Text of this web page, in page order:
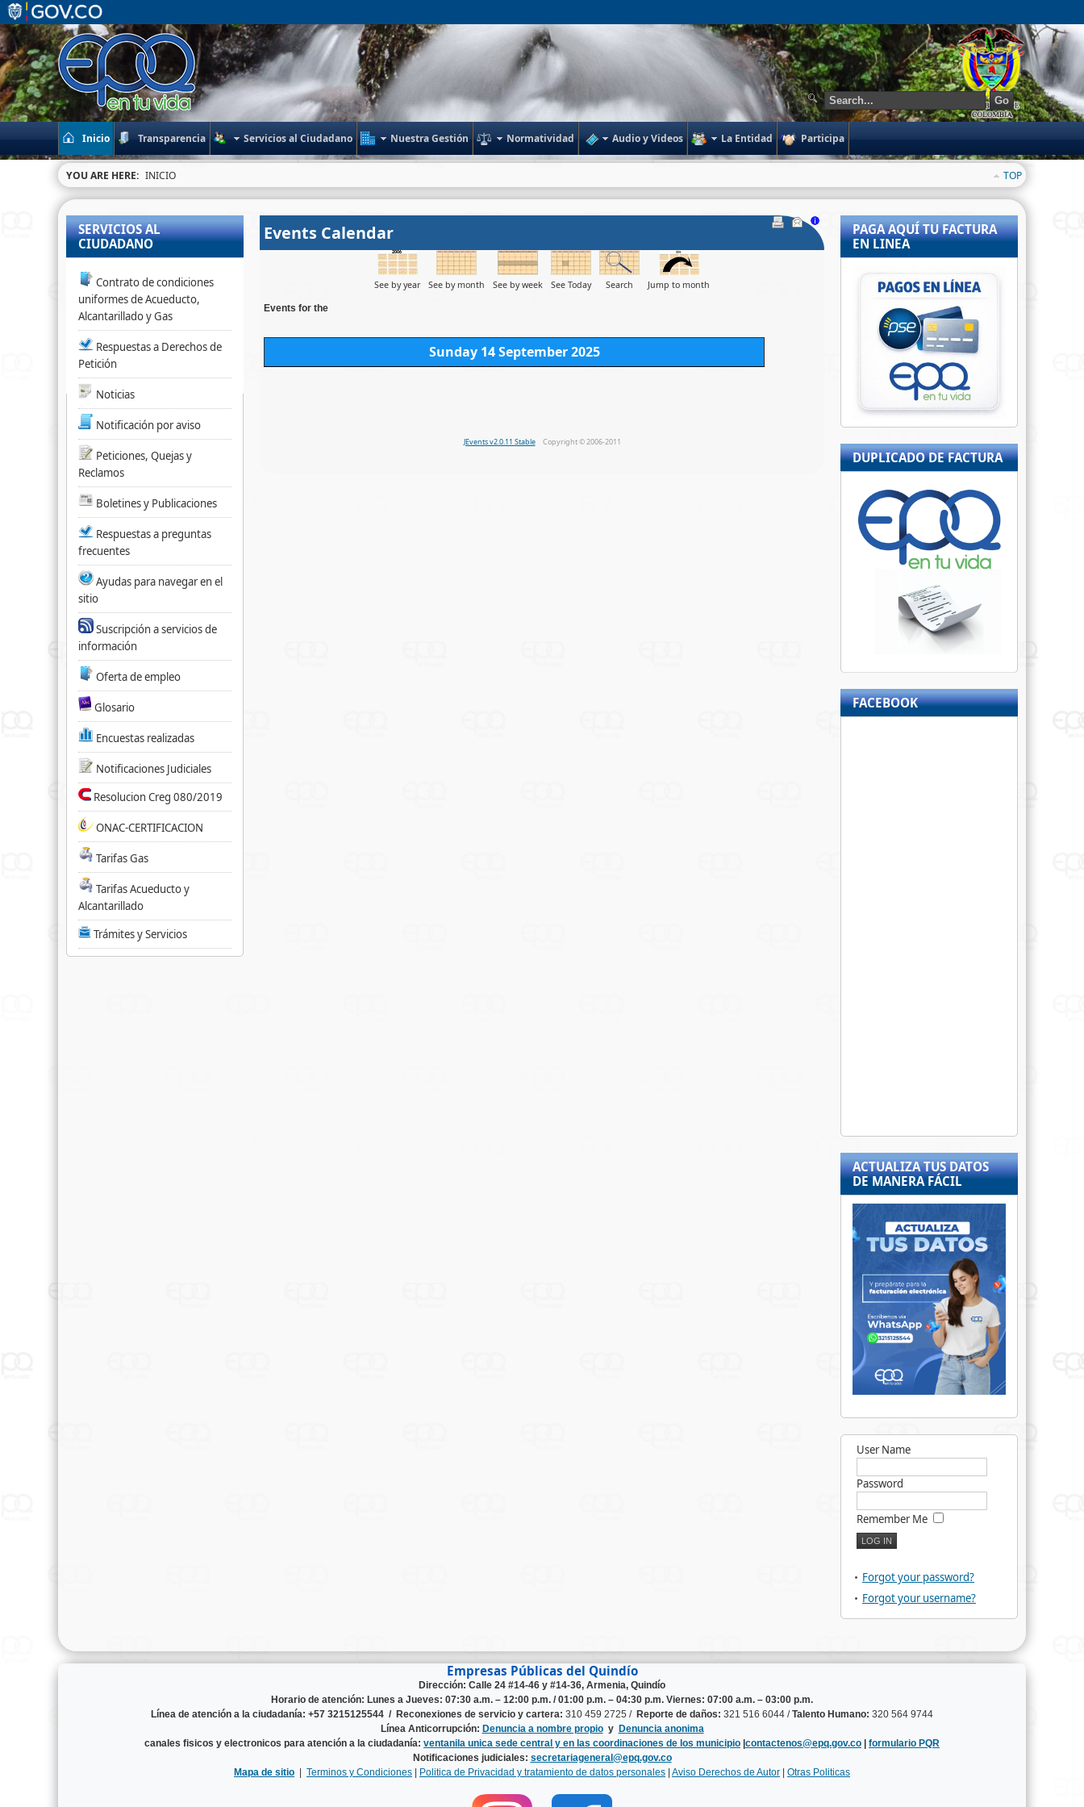
Go
Inicio Transparencia Servicios al Ciudadano Nuestra Gestión Normatividad Audio y Videos La Entidad Participa
YOU ARE HERE: INICIO TOP
Events Calendar
See by year See by month See by week See Today Search Jump to month
Events for the
Sunday 14 September 2025
JEvents v2.0.11 Stable Copyright © 2006-2011
SERVICIOS AL
CIUDADANO
Contrato de condiciones
uniformes de Acueducto,
Alcantarillado y Gas
Respuestas a Derechos de
Petición
Noticias
Notificación por aviso
Peticiones, Quejas y
Reclamos
Boletines y Publicaciones
Respuestas a preguntas
frecuentes
Ayudas para navegar en el
sitio
Suscripción a servicios de
información
Oferta de empleo
Glosario
Encuestas realizadas
Notificaciones Judiciales
Resolucion Creg 080/2019
ONAC-CERTIFICACION
Tarifas Gas
Tarifas Acueducto y
Alcantarillado
Trámites y Servicios
PAGA AQUÍ TU FACTURA
EN LINEA
DUPLICADO DE FACTURA
FACEBOOK
ACTUALIZA TUS DATOS
DE MANERA FÁCIL
User Name
Password
Remember Me
Forgot your password?
Forgot your username?
Empresas Públicas del Quindío
Dirección: Calle 24 #14-46 y #14-36, Armenia, Quindío
Horario de atención: Lunes a Jueves: 07:30 a.m. – 12:00 p.m. / 01:00 p.m. – 04:30 p.m. Viernes: 07:00 a.m. – 03:00 p.m.
Línea de atención a la ciudadanía: +57 3215125544 / Reconexiones de servicio y cartera: 310 459 2725 / Reporte de daños: 321 516 6044 /Talento Humano: 320 564 9744
Línea Anticorrupción: Denuncia a nombre propioy Denuncia anonima
canales fisicos y electronicos para atención a la ciudadanía: ventanila unica sede central y en las coordinaciones de los municipio contactenos@epq.gov.co
formulario PQR
Notificaciones judiciales: secretariageneral@epq.gov.co
Mapa de sitio
Terminos y Condiciones Politica de Privacidad y tratamiento de datos personales Aviso Derechos de Autor Otras Politicas